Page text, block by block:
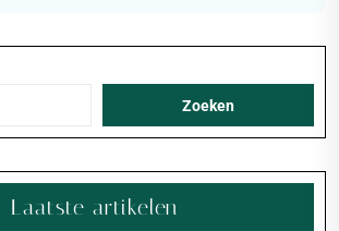
Zoeken
Laatste artikelen